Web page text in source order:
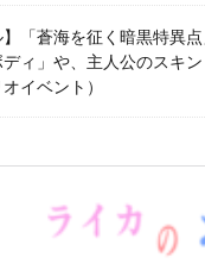
】「蒼海を征く暗黒特異
ディ」や、主人公のスキ
イベント）